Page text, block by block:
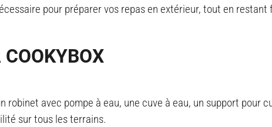
pour préparer vos repas en extérieur, tout en
robinet avec pompe à eau, une cuve à eau, un support pour
sur tous les terrains.